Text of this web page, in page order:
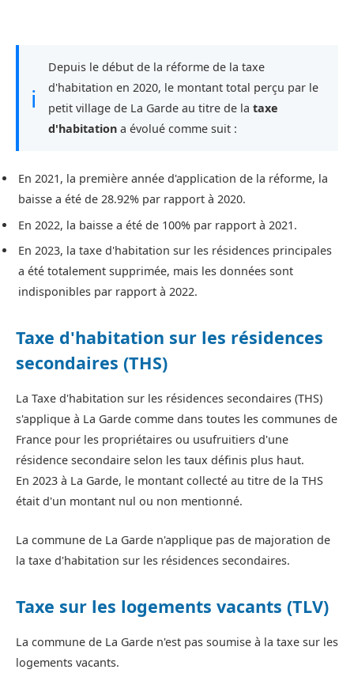
ℹ
Depuis le début de la réforme de la taxe
d'habitation en 2020, le montant total perçu par le
petit village de La Garde au titre de la taxe
d'habitation a évolué comme suit :
En 2021, la première année d'application de la réforme, la
baisse a été de 28.92% par rapport à 2020.
En 2022, la baisse a été de 100% par rapport à 2021.
En 2023, la taxe d'habitation sur les résidences principales
a été totalement supprimée, mais les données sont
indisponibles par rapport à 2022.
Taxe d'habitation sur les résidences
secondaires (THS)
La Taxe d'habitation sur les résidences secondaires (THS)
s'applique à La Garde comme dans toutes les communes de
France pour les propriétaires ou usufruitiers d'une
résidence secondaire selon les taux définis plus haut.
En 2023 à La Garde, le montant collecté au titre de la THS
était d'un montant nul ou non mentionné.
La commune de La Garde n'applique pas de majoration de
la taxe d'habitation sur les résidences secondaires.
Taxe sur les logements vacants (TLV)
La commune de La Garde n'est pas soumise à la taxe sur les
logements vacants.